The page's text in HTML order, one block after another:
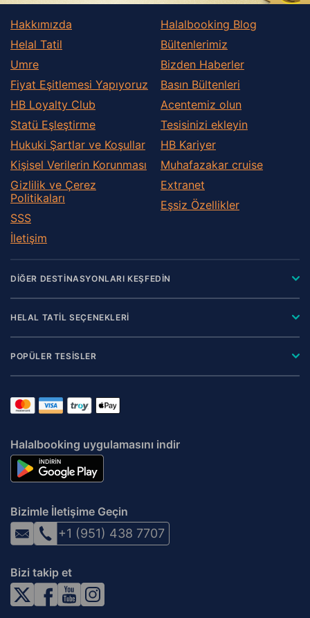
Hakkımızda
Helal Tatil
Umre
Fiyat Eşitlemesi Yapıyoruz
HB Loyalty Club
Statü Eşleştirme
Hukuki Şartlar ve Koşullar
Kişisel Verilerin Korunması
Gizlilik ve Çerez
Politikaları
SSS
İletişim
Halalbooking Blog
Bültenlerimiz
Bizden Haberler
Basın Bültenleri
Acentemiz olun
Tesisinizi ekleyin
HB Kariyer
Muhafazakar сruise
Extranet
Eşsiz Özellikler
DİĞER DESTİNASYONLARI KEŞFEDİN
HELAL TATİL SEÇENEKLERİ
POPÜLER TESİSLER
Halalbooking uygulamasını indir
Bizimle İletişime Geçin
+1 (951) 438 7707
Bizi takip et